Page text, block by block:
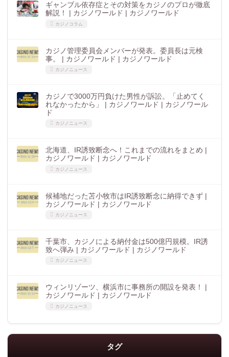
ギャンブル依存症とその対策をカジノのプロが徹底
解説！ | カジノワールド | カジノワールド
カジノコラム
カジノ管理委員会メンバーが発表。委員長は元検
事。 | カジノワールド | カジノワールド
カジノニュース
カジノで3000万円負けた男性が訴訟。「止めてく
れなかったから」 | カジノワールド | カジノワール
ド
カジノニュース
北海道、IR誘致断念へ！これまでの流れをまとめ |
カジノワールド | カジノワールド
カジノニュース
候補地だった苫小牧市はIR誘致断念に納得できず |
カジノワールド | カジノワールド
カジノニュース
千葉市、カジノによる納付金は500億円規模。IR誘
致へ弾み | カジノワールド | カジノワールド
カジノニュース
ウィンリゾーツ、横浜市に事務所の開設を発表！ |
カジノワールド | カジノワールド
カジノニュース
タグ